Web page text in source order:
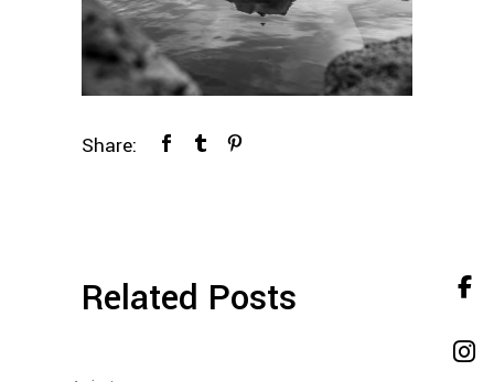
Share:
Related Posts